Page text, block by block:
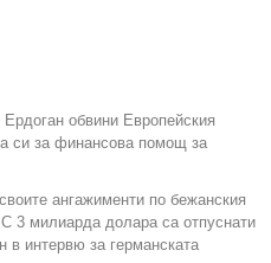
обвини Европейския
си за финансова помощ за
ангажименти по бежанския
3 милиарда долара са отпуснати
в интервю за германската